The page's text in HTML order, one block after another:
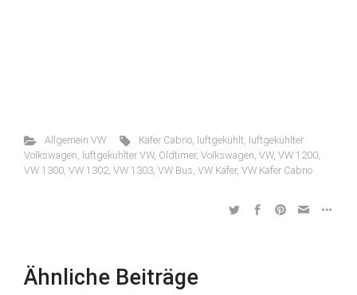
Allgemein VW Käfer Cabrio, luftgekühlt, luftgekühlter
Volkswagen, luftgekühlter VW, Oldtimer, Volkswagen, VW, VW 1200,
VW 1300, VW 1302, VW 1303, VW Bus, VW Käfer, VW Käfer Cabrio
Ähnliche Beiträge